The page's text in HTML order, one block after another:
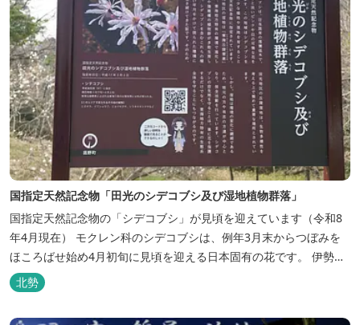
国指定天然記念物「田光のシデコブシ及び湿地植物群落」
国指定天然記念物の「シデコブシ」が見頃を迎えています（令和8
年4月現在） モクレン科のシデコブシは、例年3月末からつぼみを
ほころばせ始め4月初旬に見頃を迎える日本固有の花です。 伊勢湾
周辺の狭い範囲に自生するシデコブシは、三重県内ではいなべ市、
菰野町、四日市市などの北勢地方に見られ これらの自生地は日本に
おけるシデコブシ天然分布の西の端にあたります。 約500万年前に
北勢